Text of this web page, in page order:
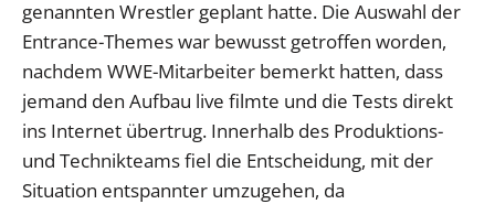
genannten Wrestler geplant hatte. Die Auswahl der
Entrance-Themes war bewusst getroffen worden,
nachdem WWE-Mitarbeiter bemerkt hatten, dass
jemand den Aufbau live filmte und die Tests direkt
ins Internet übertrug. Innerhalb des Produktions-
und Technikteams fiel die Entscheidung, mit der
Situation entspannter umzugehen, da